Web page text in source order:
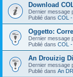
Download
Dernier message
Publié dans COL
Oggetto:
Dernier message
Publié dans COL
An Drouizig
Dernier message
Publié dans An